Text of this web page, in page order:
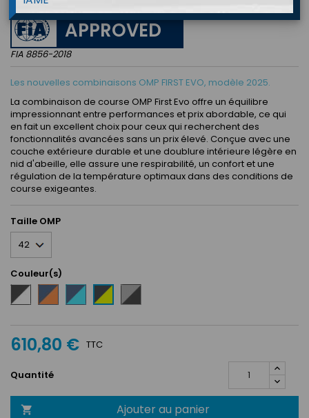
APPROVED
FIA 8856-2018
Les nouvelles combinaisons OMP FIRST EVO, modèle 2025.
La combinaison de course OMP First Evo offre un équilibre
impressionnant entre performances et prix abordable, ce qui
en fait un excellent choix pour ceux qui recherchent des
fonctionnalités avancées sans un prix élevé. Conçue avec une
couche extérieure durable et une doublure intérieure légère en
nid d'abeille, elle assure une respirabilité, un confort et une
régulation de la température optimaux dans des conditions de
course exigeantes.
Taille OMP
Couleur(s)
Noir
/
Bleu
marine
Orange
fluo
Bleu
marine
Cyan
Gris
anthracite
Jaune
fluo
Gris
/
610,80 € TTC
Quantité
 Ajouter au panier